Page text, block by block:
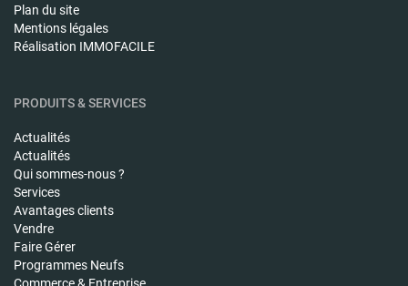
Plan du site
Mentions légales
Réalisation IMMOFACILE
PRODUITS & SERVICES
Actualités
Actualités
Qui sommes-nous ?
Services
Avantages clients
Vendre
Faire Gérer
Programmes Neufs